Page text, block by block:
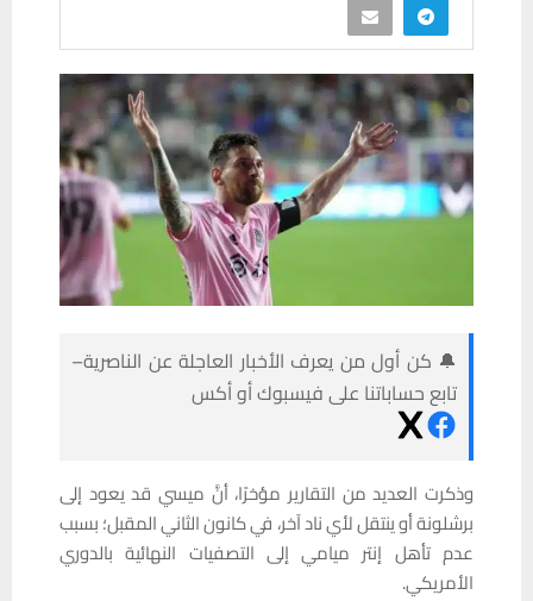
🔔 كن أول من يعرف الأخبار العاجلة عن الناصرية–
تابع حساباتنا على فيسبوك أو أكس
وذكرت العديد من التقارير مؤخرًا، أنَّ ميسي قد يعود إلى
برشلونة أو ينتقل لأي ناد آخر، في كانون الثاني المقبل؛ بسبب
عدم تأهل إنتر ميامي إلى التصفيات النهائية بالدوري
الأمريكي.